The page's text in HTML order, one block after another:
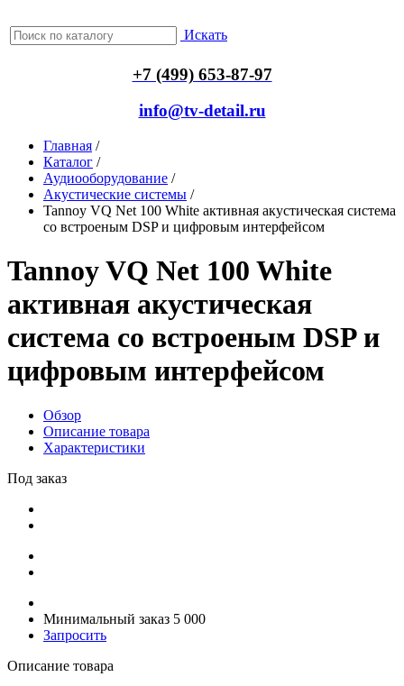
Искать
+7 (499) 653-87-97
info@tv-detail.ru
Главная /
Каталог /
Аудиооборудование /
Акустические системы /
Tannoy VQ Net 100 White активная акустическая система
со встроеным DSP и цифровым интерфейсом
Tannoy VQ Net 100 White
активная акустическая
система со встроеным DSP и
цифровым интерфейсом
Обзор
Описание товара
Характеристики
Под заказ
Минимальный заказ 5 000
Запросить
Описание товара